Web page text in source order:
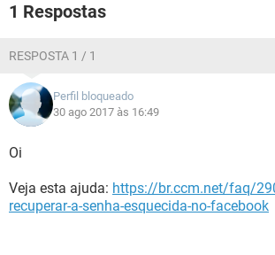
1 Respostas
RESPOSTA 1 / 1
Perfil bloqueado
30 ago 2017 às 16:49
Oi
Veja esta ajuda: https://br.ccm.net/faq/
recuperar-a-senha-esquecida-no-facebook